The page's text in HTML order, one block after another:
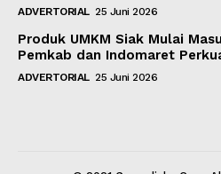
ADVERTORIAL 25 Juni 2026
Produk UMKM Siak Mulai
Pemkab dan Indomaret
ADVERTORIAL 25 Juni 2026